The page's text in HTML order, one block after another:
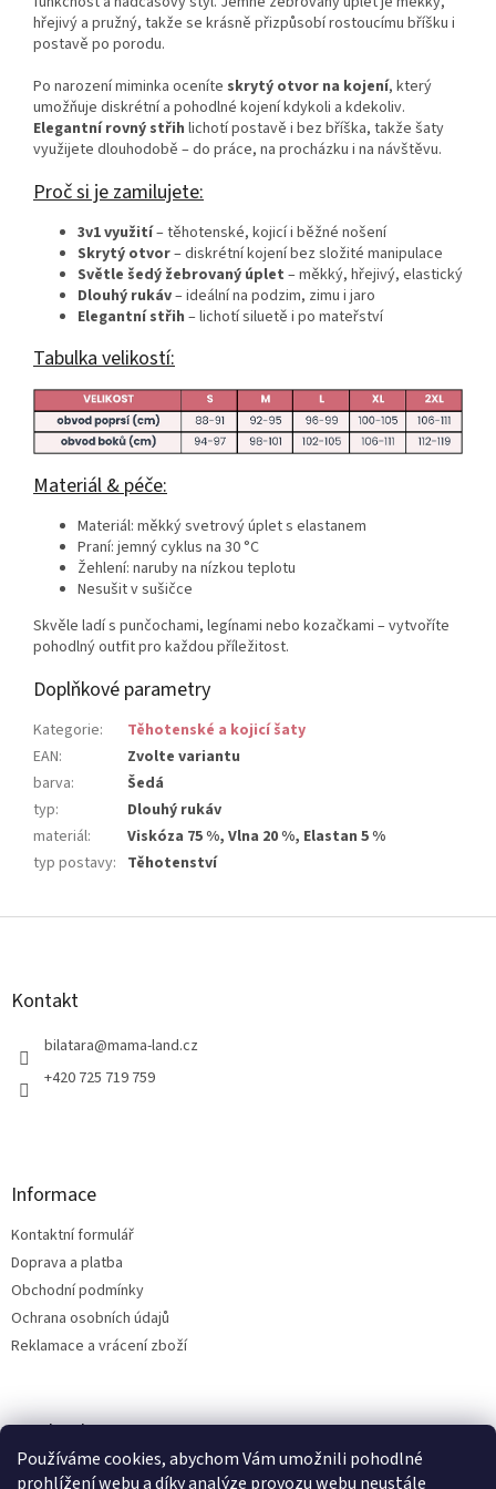
Používáme cookies, abychom Vám umožnili pohodlné
prohlížení webu a díky analýze provozu webu neustále
hřejivý a pružný, takže se krásně přizpůsobí rostoucímu bříšku i
postavě po porodu.
Po narození miminka oceníte skrytý otvor na kojení, který
umožňuje diskrétní a pohodlné kojení kdykoli a kdekoliv.
Elegantní rovný střih lichotí postavě i bez bříška, takže šaty
využijete dlouhodobě – do práce, na procházku i na návštěvu.
Proč si je zamilujete:
3v1 využití– těhotenské, kojicí i běžné nošení
Skrytý otvor– diskrétní kojení bez složité manipulace
Světle šedý žebrovaný úplet – měkký, hřejivý, elastický
Dlouhý rukáv– ideální na podzim, zimu i jaro
Elegantní střih – lichotí siluetě i po mateřství
Tabulka velikostí:
Materiál & péče:
Materiál: měkký svetrový úplet s elastanem
Praní: jemný cyklus na 30 °C
Žehlení: naruby na nízkou teplotu
Nesušit v sušičce
Skvěle ladí s punčochami, legínami nebo kozačkami – vytvoříte
pohodlný outfit pro každou příležitost.
Doplňkové parametry
Kategorie:
Těhotenské a kojicí šaty
EAN:
Zvolte variantu
barva:
Šedá
typ:
Dlouhý rukáv
materiál:
Viskóza 75 %, Vlna 20 %, Elastan 5 %
typ postavy: Těhotenství
Z
Kontakt
bilatara@mama-land.cz
+420 725 719 759
Informace
Kontaktní formulář
Doprava a platba
Obchodní podmínky
Ochrana osobních údajů
Reklamace a vrácení zboží
Facebook